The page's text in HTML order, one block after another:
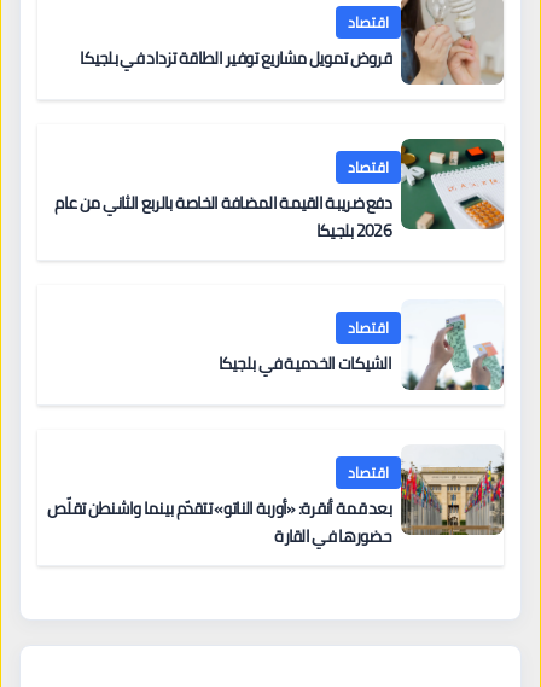
اقتصاد
قروض تمويل مشاريع توفير الطاقة تزداد في بلجيكا
اقتصاد
دفع ضريبة القيمة المضافة الخاصة بالربع الثاني من عام
2026 بلجيكا
اقتصاد
الشيكات الخدمية في بلجيكا
اقتصاد
بعد قمة أنقرة: «أوربة الناتو» تتقدّم بينما واشنطن تقلّص
حضورها في القارة